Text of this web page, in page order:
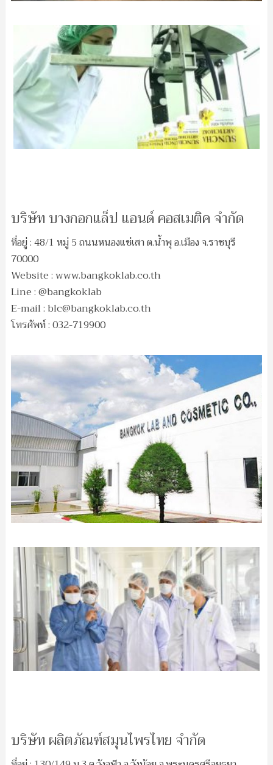
บริษัท บางกอกแล็ป แอนด์ คอสเมติค จำกัด
ที่อยู่ : 48/1 หมู่ 5 ถนนหนองแช่เสา ต.น้ำพุ อ.เมือง จ.ราชบุรี
70000
Website : www.bangkoklab.co.th
Line : @bangkoklab
E-mail : blc@bangkoklab.co.th
โทรศัพท์ : 032-719900
บริษัท ผลิตภัณฑ์สมุนไพรไทย จำกัด